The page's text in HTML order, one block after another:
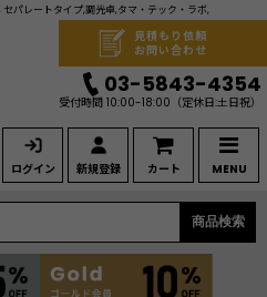
パレートタイプ,調光卓,タマ・テック・ラボ,
ログイン 新規登録 カート MENU
見積もり依頼
お問い合わせ
03-5843-4354
受付時間 10:00-18:00 （定休日:土日祝）
商品検索